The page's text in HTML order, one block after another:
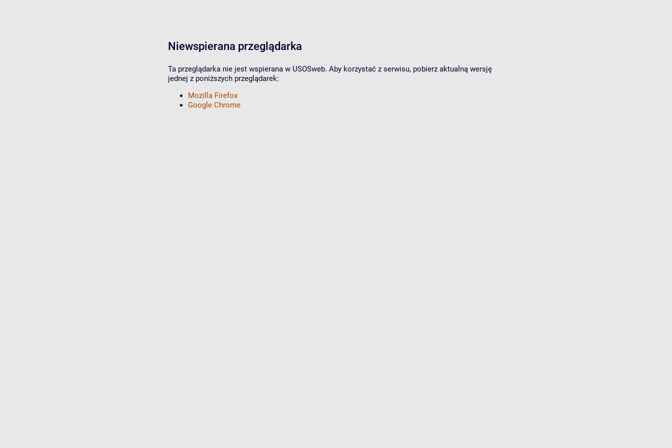
Niewspierana przeglądarka
Ta przeglądarka nie jest wspierana w USOSweb. Aby korzystać z serwisu, pobierz aktualną wersję
jednej z poniższych przeglądarek:
Mozilla Firefox
Google Chrome